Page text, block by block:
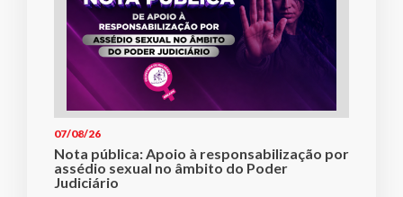
07/08/26
Nota pública: Apoio à responsabilização por
assédio sexual no âmbito do Poder
Judiciário